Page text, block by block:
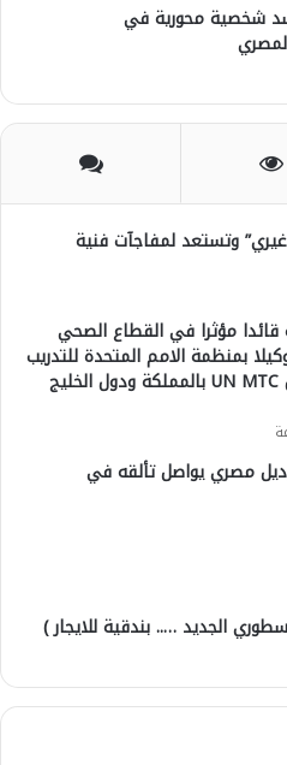
شخصية محورية في
وتستعد لمفاجآت فنية
قائدا مؤثرا في القطاع الصحي
بمنظمة الامم المتحدة للتدريب
والاعلام ال UN MTC بالمملكة ودول الخليج
مصري يواصل تألقه في
الجديد ….. بندقية للايجار )